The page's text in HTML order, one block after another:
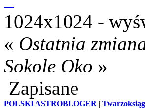
1024x1024 -
« Ostatnia
Sokole Oko »
Zapisane
POLSKI ASTROBLOGER | Twarzoksiąg